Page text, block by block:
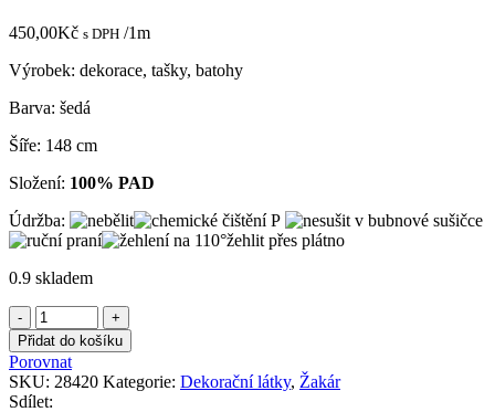
450,00Kč s DPH /1m
Výrobek: dekorace, tašky, batohy
Barva: šedá
Šíře: 148 cm
Složení: 100% PAD
Údržba:
žehlit přes plátno
0.9 skladem
Dekorační
látka
žakárová
šedá
množství
Přidat do košíku
Porovnat
SKU: 28420 Kategorie: Dekorační látky, Žakár
Sdílet: